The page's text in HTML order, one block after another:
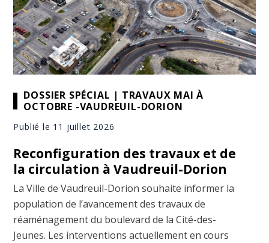
DOSSIER SPÉCIAL | TRAVAUX MAI À
OCTOBRE -VAUDREUIL-DORION
Publié le 11 juillet 2026
Reconfiguration des travaux et de
la circulation à Vaudreuil-Dorion
La Ville de Vaudreuil-Dorion souhaite informer la
population de l’avancement des travaux de
réaménagement du boulevard de la Cité-des-
Jeunes. Les interventions actuellement en cours